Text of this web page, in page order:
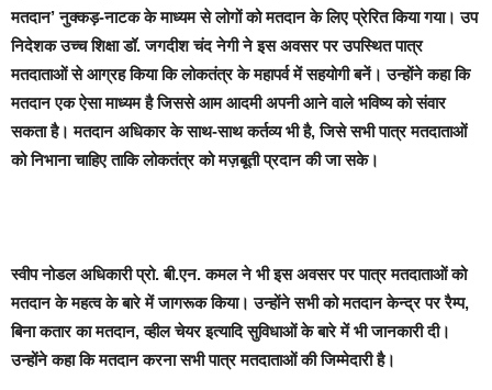
मतदान’ नुक्कड़-नाटक के माध्यम से लोगों को मतदान के लिए प्रेरित किया गया। उप
निदेशक उच्च शिक्षा डॉ. जगदीश चंद नेगी ने इस अवसर पर उपस्थित पात्र
मतदाताओं से आग्रह किया कि लोकतंत्र के महापर्व में सहयोगी बनें। उन्होंने कहा कि
मतदान एक ऐसा माध्यम है जिससे आम आदमी अपनी आने वाले भविष्य को संवार
सकता है। मतदान अधिकार के साथ-साथ कर्तव्य भी है, जिसे सभी पात्र मतदाताओं
को निभाना चाहिए ताकि लोकतंत्र को मज़बूती प्रदान की जा सके।
स्वीप नोडल अधिकारी प्रो. बी.एन. कमल ने भी इस अवसर पर पात्र मतदाताओं को
मतदान के महत्व के बारे में जागरूक किया। उन्होंने सभी को मतदान केन्द्र पर रैम्प,
बिना कतार का मतदान, व्हील चेयर इत्यादि सुविधाओं के बारे में भी जानकारी दी।
उन्होंने कहा कि मतदान करना सभी पात्र मतदाताओं की जिम्मेदारी है।